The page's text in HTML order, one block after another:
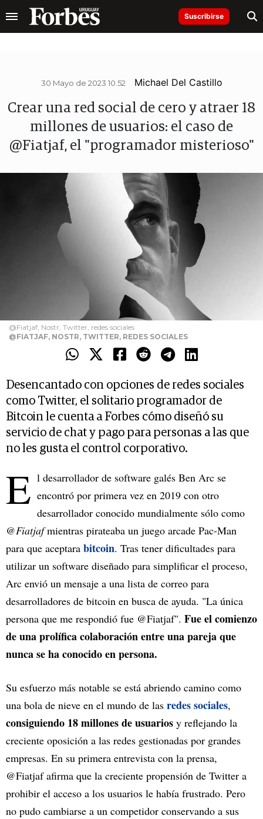
Suscribirse
30 Mayo de 2023 10.52 Michael Del Castillo
Crear una red social de cero y atraer 18
millones de usuarios: el caso de
@Fiatjaf, el "programador misterioso"
@Fiatjaf, Nostr, Twitter, redes sociales
@FIATJAF, NOSTR, TWITTER, REDES SOCIALES
Desencantado con opciones de redes sociales
como Twitter, el solitario programador de
Bitcoin le cuenta a Forbes cómo diseñó su
servicio de chat y pago para personas a las que
no les gusta el control corporativo.
E l desarrollador de software galés Ben Arc se
encontró por primera vez en 2019 con otro
desarrollador conocido mundialmente sólo como
@Fiatjafmientras pirateaba un juego arcade Pac-Man
para que aceptara bitcoin. Tras tener dificultades para
utilizar un software diseñado para simplificar el proceso,
Arc envió un mensaje a una lista de correo para
desarrolladores de bitcoin en busca de ayuda. "La única
persona que me respondió fue @Fiatjaf". Fue el comienzo
de una prolífica colaboración entre una pareja que
nunca se ha conocido en persona.
Su esfuerzo más notable se está abriendo camino como
una bola de nieve en el mundo de las redes sociales,
consiguiendo 18 millones de usuarios y reflejando la
creciente oposición a las redes gestionadas por grandes
empresas. En su primera entrevista con la prensa,
@Fiatjaf afirma que la creciente propensión de Twitter a
prohibir el acceso a los usuarios le había frustrado. Pero
no pudo cambiarse a un competidor conservando a sus